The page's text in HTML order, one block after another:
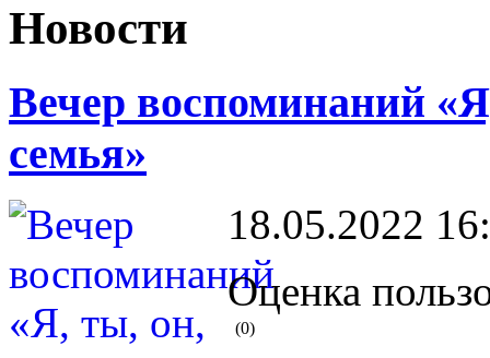
Новости
Вечер воспоминаний
семья»
18.05.2022
Оценка
(0)